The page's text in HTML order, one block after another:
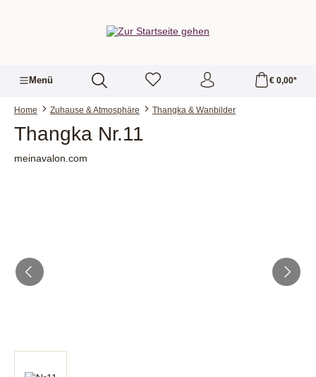
Menü € 0,00*
Home Zuhause & Atmosphäre Thangka & Wanbilder
Thangka Nr.11
meinavalon.com